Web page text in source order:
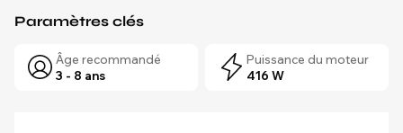
Paramètres clés
Âge recommandé
3 - 8 ans
Puissance du moteur
416 W